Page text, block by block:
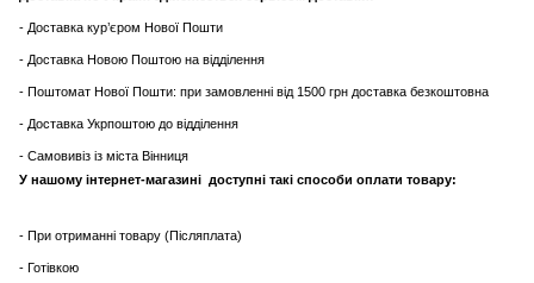
- Доставка кур’єром Нової Пошти
- Доставка Новою Поштою на відділення
- Поштомат Нової Пошти: при замовленні від 1500 грн доставка безкоштовна
- Доставка Укрпоштою до відділення
- Самовивіз із міста Вінниця
У нашому інтернет-магазині доступні такі способи оплати товару:
- При отриманні товару (Післяплата)
- Готівкою